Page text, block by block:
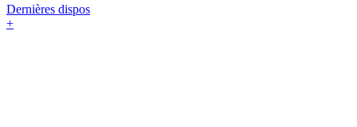
Dernières dispos
+